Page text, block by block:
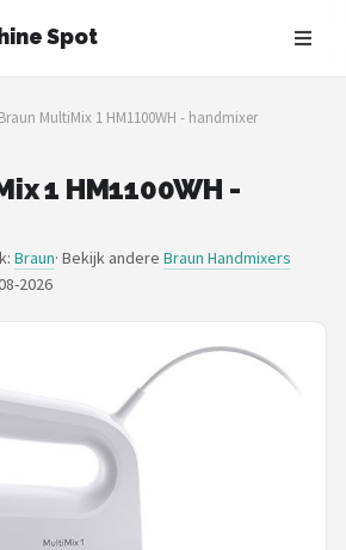
Spot
Braun MultiMix 1 HM1100WH - handmixer
1 HM1100WH -
Braun· Bekijk andere Braun Handmixers
2026